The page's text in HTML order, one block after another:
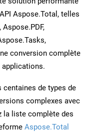
Aspose.Total, telles
conversion complète
centaines de types de
complexes avec
la liste complète des
Aspose.Total